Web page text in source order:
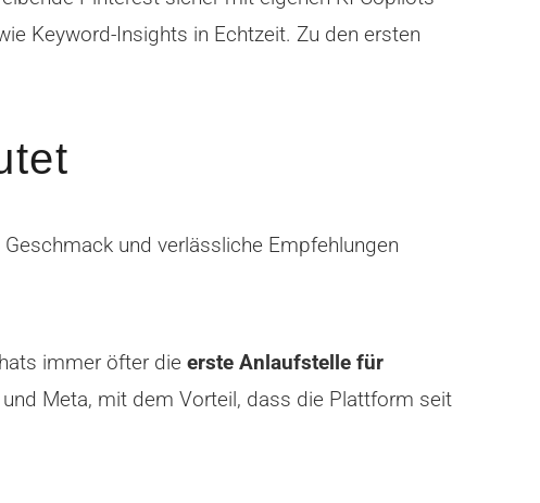
Keyword-Insights in Echtzeit. Zu den ersten
und verlässliche Empfehlungen
immer öfter die erste Anlaufstelle für
Meta, mit dem Vorteil, dass die Plattform seit